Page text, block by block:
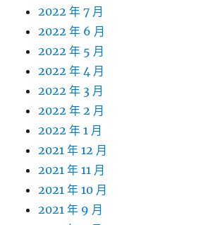
2022 年 7 月
2022 年 6 月
2022 年 5 月
2022 年 4 月
2022 年 3 月
2022 年 2 月
2022 年 1 月
2021 年 12 月
2021 年 11 月
2021 年 10 月
2021 年 9 月